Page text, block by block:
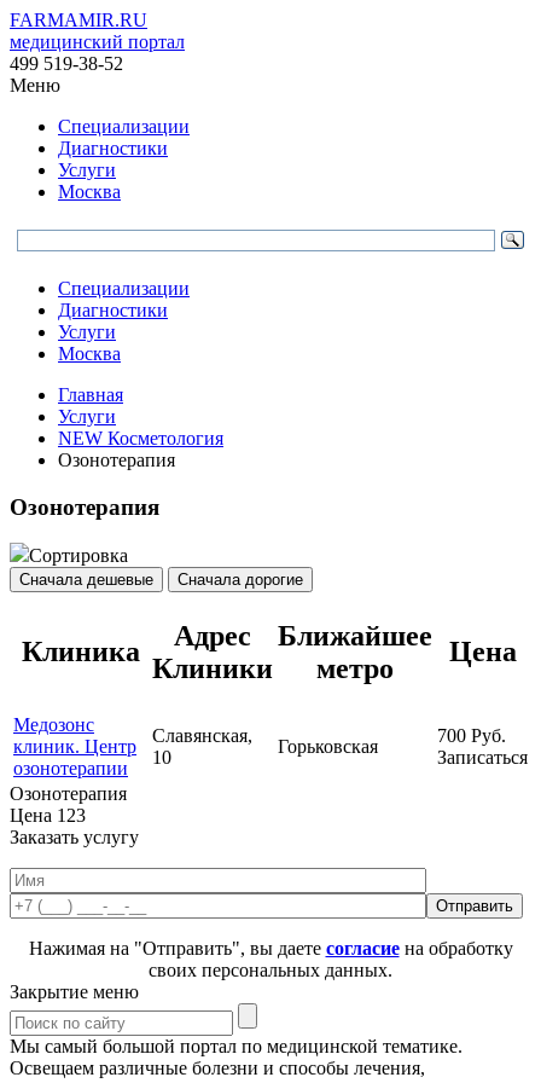
FARMAMIR.RU
медицинский портал
499 519-38-52
Меню
Специализации
Диагностики
Услуги
Москва
Специализации
Диагностики
Услуги
Москва
Главная
Услуги
NEW Косметология
Озонотерапия
Озонотерапия
Сортировка
Сначала дешевые Сначала дорогие
Клиника
Адрес
Клиники
Ближайшее
метро
Цена
Медозонс
клиник. Центр
озонотерапии
Славянская,
10
Горьковская
700 Руб.
Записаться
Озонотерапия
Цена 123
Заказать услугу
Нажимая на "Отправить", вы даете согласиена обработку
своих персональных данных.
Закрытие меню
Мы самый большой портал по медицинской тематике.
Освещаем различные болезни и способы лечения,